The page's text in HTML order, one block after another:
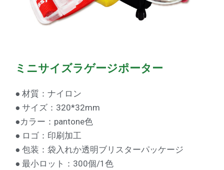
ミニサイズラゲージポーター
● 材質：ナイロン
● サイズ：320*32mm
●カラー：pantone色
● ロゴ：印刷加工
● 包装：袋入れか透明ブリスターパッケージ
● 最小ロット：300個/1色